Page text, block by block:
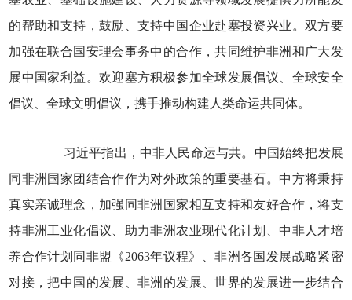
的帮助和支持，鼓励、支持中国企业赴塞投资兴业。双方要
加强在联合国安理会事务中的合作，共同维护非洲和广大发
展中国家利益。欢迎塞方积极参加全球发展倡议、全球安全
倡议、全球文明倡议，携手推动构建人类命运共同体。
习近平指出，中非人民命运与共。中国始终把发展
同非洲国家团结合作作为对外政策的重要基石。中方将秉持
真实亲诚理念，加强同非洲国家相互支持和友好合作，将支
持非洲工业化倡议、助力非洲农业现代化计划、中非人才培
养合作计划同非盟《2063年议程》、非洲各国发展战略紧密
对接，把中国的发展、非洲的发展、世界的发展进一步结合